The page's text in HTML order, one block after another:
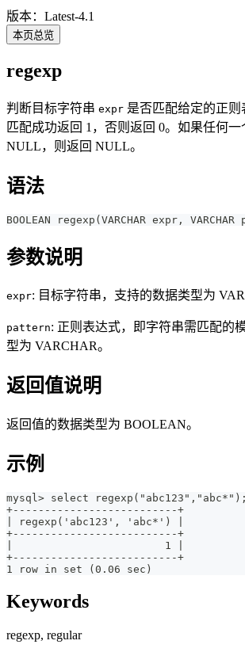
版本：Latest-4.1
本页总览
regexp
判断目标字符串 expr 是否匹配给定的正则
匹配成功返回 1，否则返回 0。如果任何
NULL，则返回 NULL。
语法
BOOLEAN regexp(VARCHAR expr,
参数说明
expr: 目标字符串，支持的数据类型为
pattern: 正则表达式，即字符串需匹配的
型为 VARCHAR。
返回值说明
返回值的数据类型为 BOOLEAN。
示例
mysql> select regexp("abc123","abc*");
+--------------------------+
| regexp('abc123', 'abc*') |
+--------------------------+
|                        1 |
+--------------------------+
1 row in set (0.06 sec)
Keywords
regexp, regular